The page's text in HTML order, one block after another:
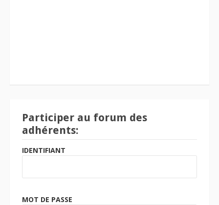
Participer au forum des
adhérents:
IDENTIFIANT
MOT DE PASSE